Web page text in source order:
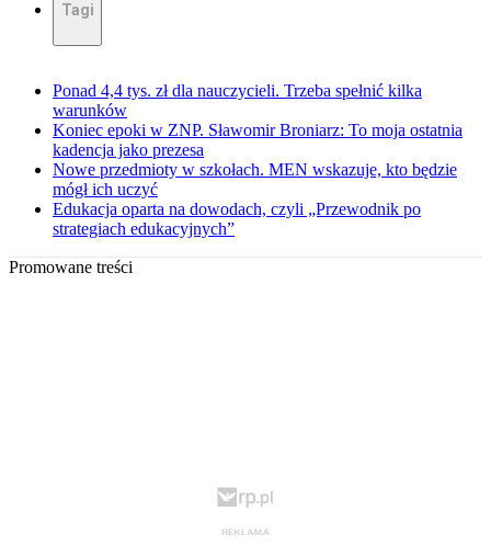
Tagi
Ponad 4,4 tys. zł dla nauczycieli. Trzeba spełnić kilka
warunków
Koniec epoki w ZNP. Sławomir Broniarz: To moja ostatnia
kadencja jako prezesa
Nowe przedmioty w szkołach. MEN wskazuje, kto będzie
mógł ich uczyć
Edukacja oparta na dowodach, czyli „Przewodnik po
strategiach edukacyjnych”
Promowane treści